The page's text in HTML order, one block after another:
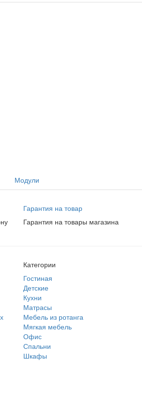
Модули
Гарантия на товар
Гарантия на товары магазина
Категории
Гостиная
Детские
Кухни
Матрасы
Мебель из ротанга
Мягкая мебель
Офис
Спальни
Шкафы